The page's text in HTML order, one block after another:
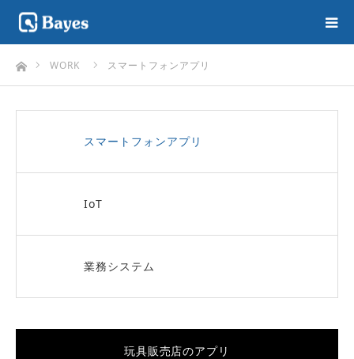
ホームWORK スマートフォンアプリ
スマートフォンアプリ
IoT
業務システム
玩具販売店のアプリ